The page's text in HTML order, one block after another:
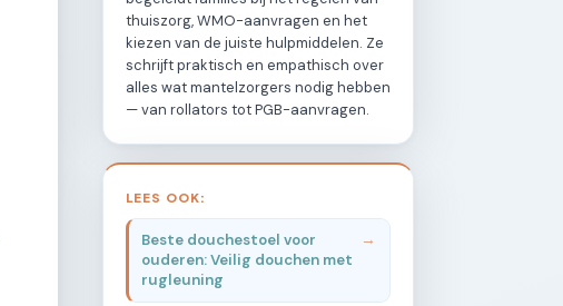
thuiszorg, WMO-aanvragen en het
kiezen van de juiste hulpmiddelen. Ze
schrijft praktisch en empathisch over
alles wat mantelzorgers nodig hebben
— van rollators tot PGB-aanvragen.
LEES OOK:
Beste douchestoel voor
ouderen: Veilig douchen met
rugleuning